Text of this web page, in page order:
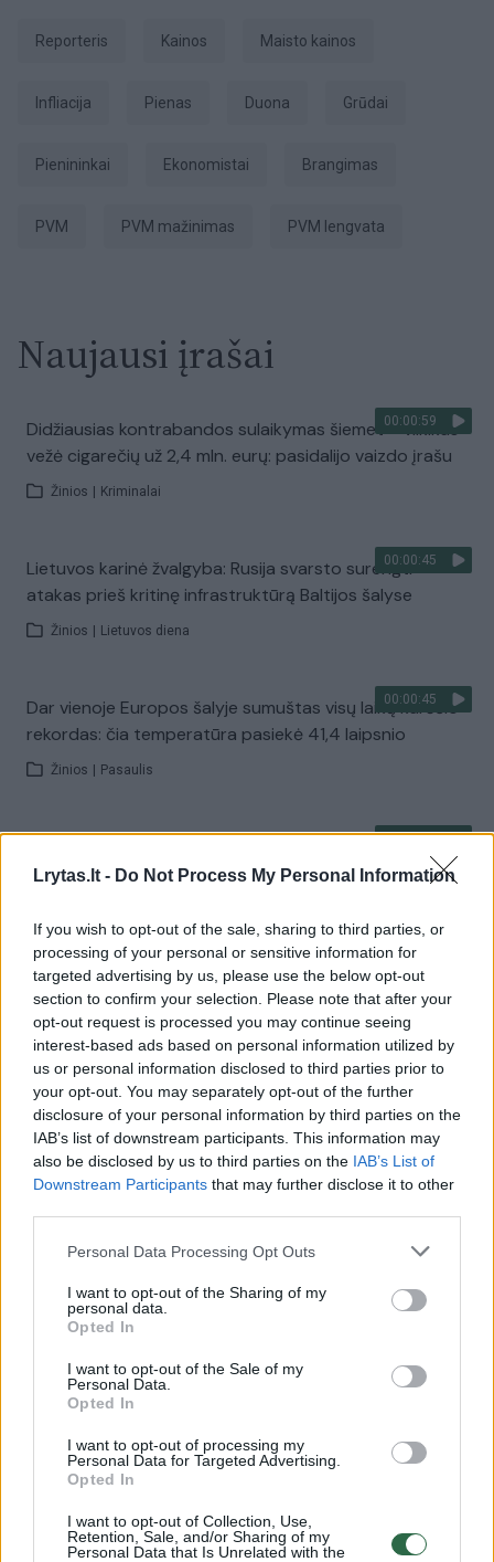
Lrytas.lt - Do Not Process My Personal Information
If you wish to opt-out of the sale, sharing to third parties, or
processing of your personal or sensitive information for
targeted advertising by us, please use the below opt-out
section to confirm your selection. Please note that after your
opt-out request is processed you may continue seeing
interest-based ads based on personal information utilized by
us or personal information disclosed to third parties prior to
your opt-out. You may separately opt-out of the further
disclosure of your personal information by third parties on the
IAB’s list of downstream participants. This information may
also be disclosed by us to third parties on the IAB’s List of
Downstream Participants that may further disclose it to other
Personal Data Processing Opt Outs
I want to opt-out of the Sharing of my
personal data.
Opted In
I want to opt-out of the Sale of my
Personal Data.
Opted In
I want to opt-out of processing my
Personal Data for Targeted Advertising.
Opted In
I want to opt-out of Collection, Use,
Retention, Sale, and/or Sharing of my
Personal Data that Is Unrelated with the
Reporteris Kainos maisto kainos
Infliacija Pienas duona grūdai
pienininkai ekonomistai brangimas
PVM PVM mažinimas PVM lengvata
Naujausi įrašai
00:00:59
Didžiausias kontrabandos sulaikymas šiemet – vilkikas
vežė cigarečių už 2,4 mln. eurų: pasidalijo vaizdo įrašu
Žinios Kriminalai
00:00:45
Lietuvos karinė žvalgyba: Rusija svarsto surengti
atakas prieš kritinę infrastruktūrą Baltijos šalyse
Žinios Lietuvos diena
00:00:45
Dar vienoje Europos šalyje sumuštas visų laikų karščio
rekordas: čia temperatūra pasiekė 41,4 laipsnio
Žinios Pasaulis
00:00:37
atsisveikinti su K. Prunskiene: „Gyvenime pasitaiko
Žinios | Lietuvos diena
Visi įrašai
Žiūrimiausi įrašai
00:00:49
Pateikė daugiau detalių apie iš tėvų paimtus šešis
vaikus: jiems kilusi grėsmė
Žinios | Lietuvos diena
Vaizdai iš tragiškos avarijos Vilniaus r.: dviejų moterų ir
vaiko gyvybių išgelbėti nepavyko
Žinios | Lietuvos diena
00:00:59
Nufilmavo, kaip patvino Vilniaus Vakarinis aplinkkelis:
Žinios | Lietuvos diena